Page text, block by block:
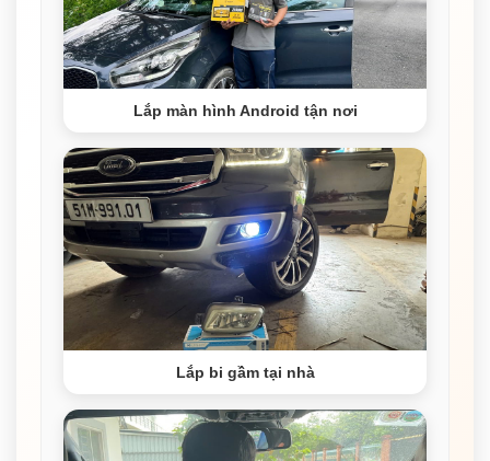
Lắp màn hình Android tận nơi
Lắp bi gầm tại nhà